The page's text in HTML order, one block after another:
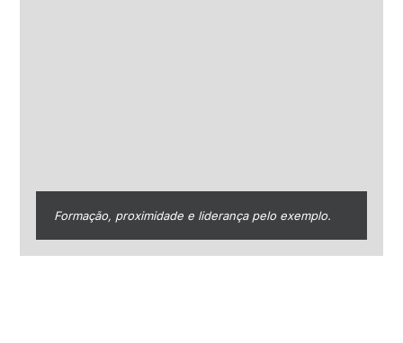
Formação, proximidade e liderança pelo exemplo.